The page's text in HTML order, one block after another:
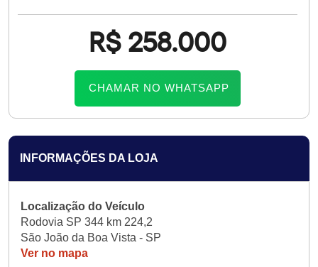
R$ 258.000
CHAMAR NO WHATSAPP
INFORMAÇÕES DA LOJA
Localização do Veículo
Rodovia SP 344 km 224,2
São João da Boa Vista - SP
Ver no mapa